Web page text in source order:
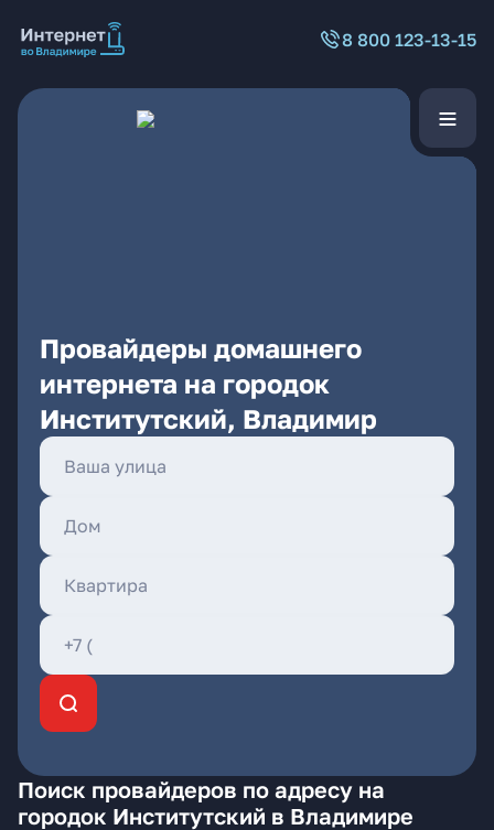
8 800 123-13-15
Провайдеры домашнего
интернета на городок
Институтский, Владимир
Поиск провайдеров по адресу на
городок Институтский в Владимире